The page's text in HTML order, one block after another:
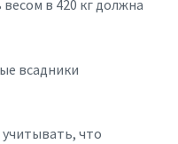
в 420 кг должна
всадники
что